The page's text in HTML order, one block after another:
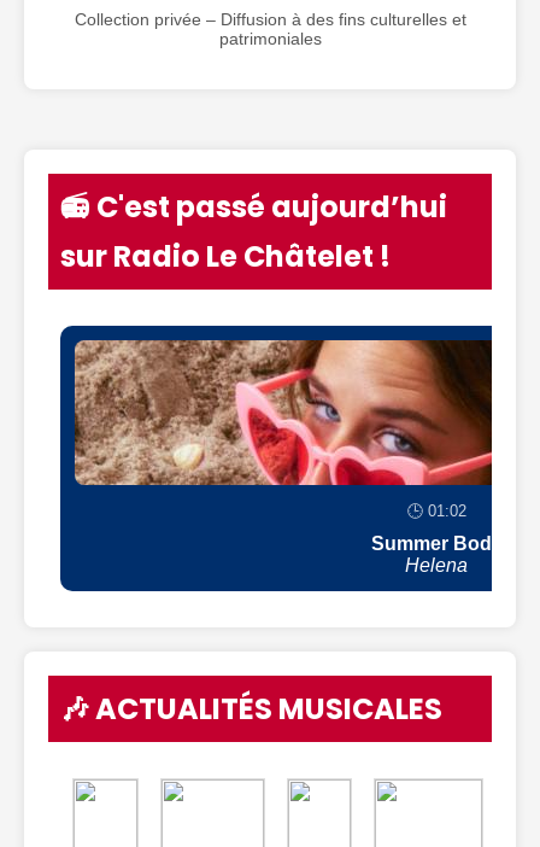
Collection privée – Diffusion à des fins culturelles et
patrimoniales
📻 C'est passé aujourd’hui
sur Radio Le Châtelet !
🕒 01:02
Summer Body
Helena
🎶 ACTUALITÉS MUSICALES